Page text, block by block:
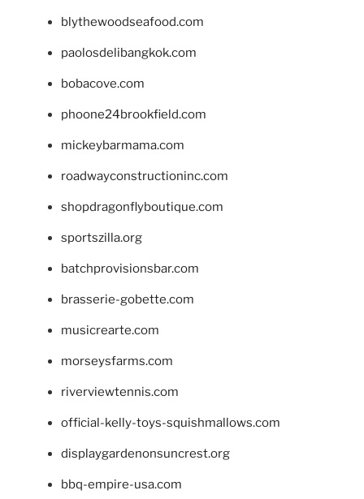
blythewoodseafood.com
paolosdelibangkok.com
bobacove.com
phoone24brookfield.com
mickeybarmama.com
roadwayconstructioninc.com
shopdragonflyboutique.com
sportszilla.org
batchprovisionsbar.com
brasserie-gobette.com
musicrearte.com
morseysfarms.com
riverviewtennis.com
official-kelly-toys-squishmallows.com
displaygardenonsuncrest.org
bbq-empire-usa.com